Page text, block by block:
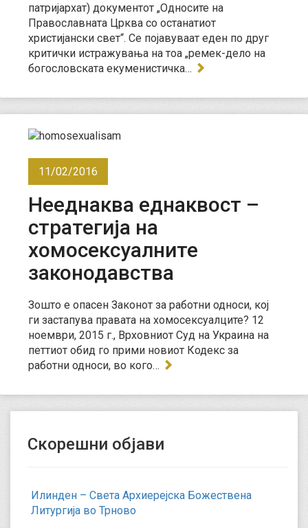
патријархат) документот „Односите на
Православната Црква со останатиот
христијански свет“. Се појавуваат еден по друг
критички истражувања на тоa „ремек-дело на
богословската екуменистичка…
11/02/2016
Нееднаква еднаквост –
стратегија на
хомосексуалните
законодавства
Зошто е опасен Законот за работни односи, кој
ги застапува правата на хомосексуалците? 12
ноември, 2015 г., Врховниот Суд на Украина на
петтиот обид го прими новиот Кодекс за
работни односи, во кого…
Скорешни објави
Илинден – Света Архиерејска Божествена
Литургија во Трново